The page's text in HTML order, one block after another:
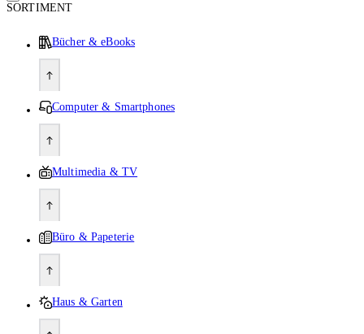
SORTIMENT
Bücher & eBooks
Computer & Smartphones
Multimedia & TV
Büro & Papeterie
Haus & Garten